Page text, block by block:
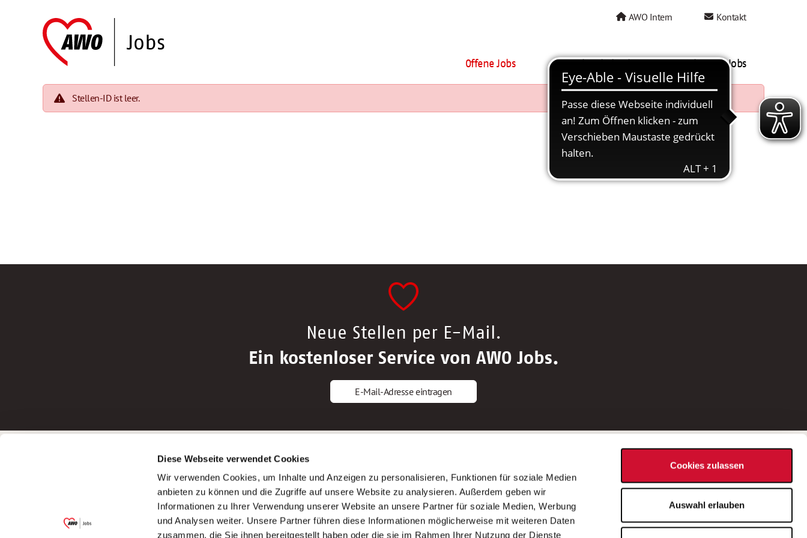
Diese Webseite verwendet Cookies
Wir verwenden Cookies, um Inhalte und Anzeigen zu personalisieren, Funktionen für soziale Medien
anbieten zu können und die Zugriffe auf unsere Website zu analysieren. Außerdem geben wir
Informationen zu Ihrer Verwendung unserer Website an unsere Partner für soziale Medien, Werbung
und Analysen weiter. Unsere Partner führen diese Informationen möglicherweise mit weiteren Daten
zusammen, die Sie ihnen bereitgestellt haben oder die sie im Rahmen Ihrer Nutzung der Dienste
Cookies zulassen
Auswahl erlauben
AWO Intern Kontakt
Offene Jobs AWO als Arbeitgeber Mein AWO Jobs
Stellen-ID ist leer.
Neue Stellen per E-Mail.
Ein kostenloser Service von AWO Jobs.
E-Mail-Adresse eintragen
Garitz Bewirtschaftungsbetriebe GmbH
(Ein Tochterunternehmen des AWO
Bezirksverbandes Unterfranken e.V.)
Bewerbungstipps
Bewerbung als Altenpfleger*in
Bewerbung als Krankenpfleger*in
Bewerbung als Altenpflegehelfer*in
Bewerbung als Erzieher*in
AWO Gliederungen nach Bundesland
Stellenangebote nach Bundesländern
Sitemap
Impressum
Datenschutz
Bei Fragen zu einer Stellenausschreibung
wenden Sie sich bitte an die*den in der
Stellenausschreibung genannte*n